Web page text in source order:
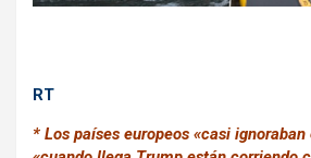
RT
* Los países europeos «casi